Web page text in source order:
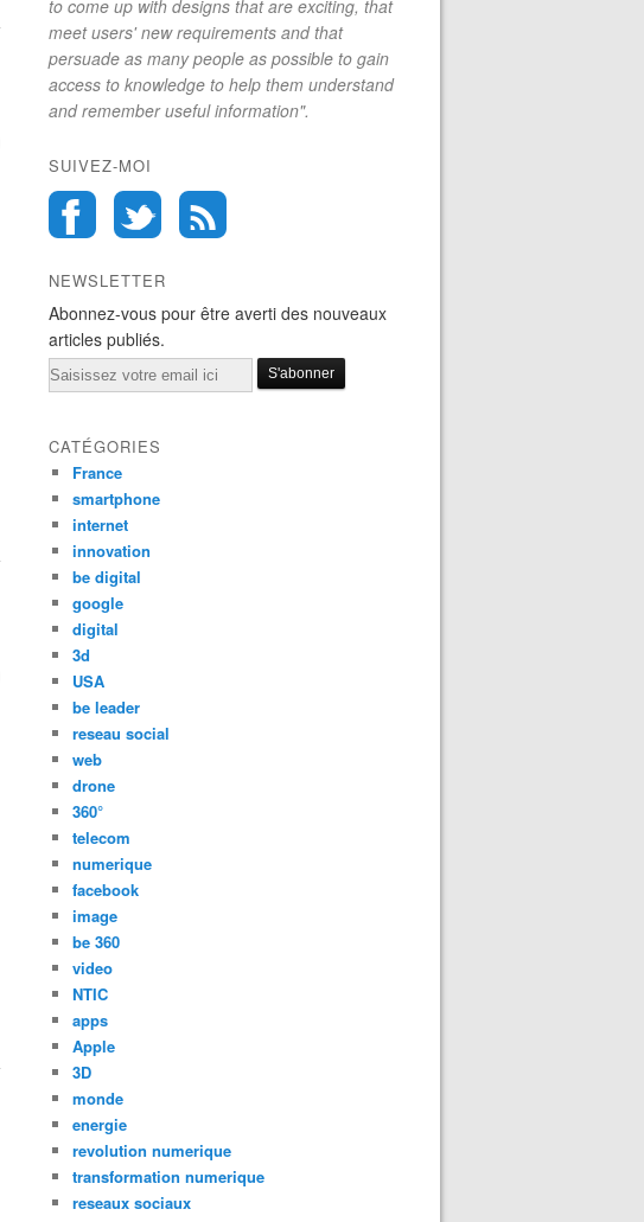
to come up with designs that are exciting, that
meet users' new requirements and that
persuade as many people as possible to gain
access to knowledge to help them understand
and remember useful information".
SUIVEZ-MOI
NEWSLETTER
Abonnez-vous pour être averti des nouveaux
articles publiés.
Email
CATÉGORIES
France
smartphone
internet
innovation
be digital
google
digital
3d
USA
be leader
reseau social
web
drone
360°
telecom
numerique
facebook
image
be 360
video
NTIC
apps
Apple
3D
monde
energie
revolution numerique
transformation numerique
reseaux sociaux